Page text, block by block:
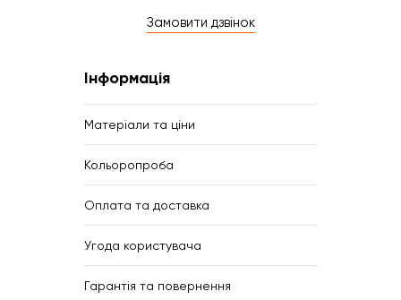
Замовити дзвінок
Інформація
Матеріали та ціни
Кольоропроба
Оплата та доставка
Угода користувача
Гарантія та повернення